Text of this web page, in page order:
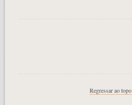
Regressar ao topo